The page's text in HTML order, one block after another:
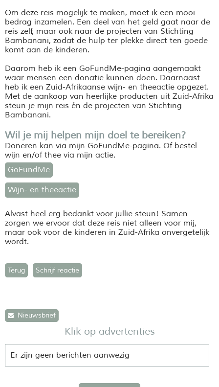
Om deze reis mogelijk te maken, moet ik een mooi
bedrag inzamelen. Een deel van het geld gaat naar de
reis zelf, maar ook naar de projecten van Stichting
Bambanani, zodat de hulp ter plekke direct ten goede
komt aan de kinderen.
Daarom heb ik een GoFundMe-pagina aangemaakt
waar mensen een donatie kunnen doen. Daarnaast
heb ik een Zuid-Afrikaanse wijn- en theeactie opgezet.
Met de aankoop van heerlijke producten uit Zuid-Afrika
steun je mijn reis én de projecten van Stichting
Bambanani.
Wil je mij helpen mijn doel te bereiken?
Doneren kan via mijn GoFundMe-pagina. Of bestel
wijn en/of thee via mijn actie.
GoFundMe
Wijn- en theeactie
Alvast heel erg bedankt voor jullie steun! Samen
zorgen we ervoor dat deze reis niet alleen voor mij,
maar ook voor de kinderen in Zuid-Afrika onvergetelijk
wordt.
Terug Schrijf reactie
Nieuwsbrief
Klik op advertenties
Er zijn geen berichten aanwezig